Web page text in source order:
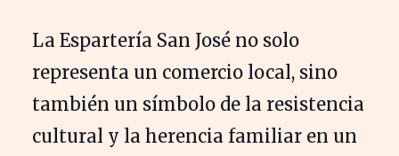
La Espartería San José no solo
representa un comercio local, sino
también un símbolo de la resistencia
cultural y la herencia familiar en un